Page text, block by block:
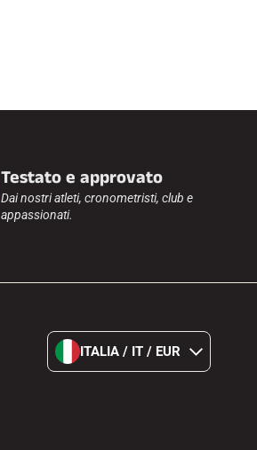
Testato e approvato
Dai nostri atleti, cronometristi, club e
appassionati.
ITALIA / IT / EUR